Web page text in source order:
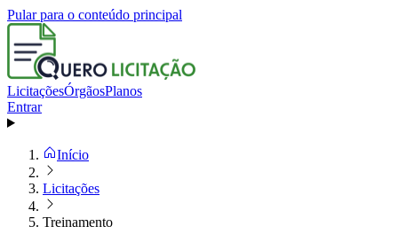
Pular para o conteúdo principal
LicitaçõesÓrgãosPlanos
Entrar
Início
Licitações
Treinamento